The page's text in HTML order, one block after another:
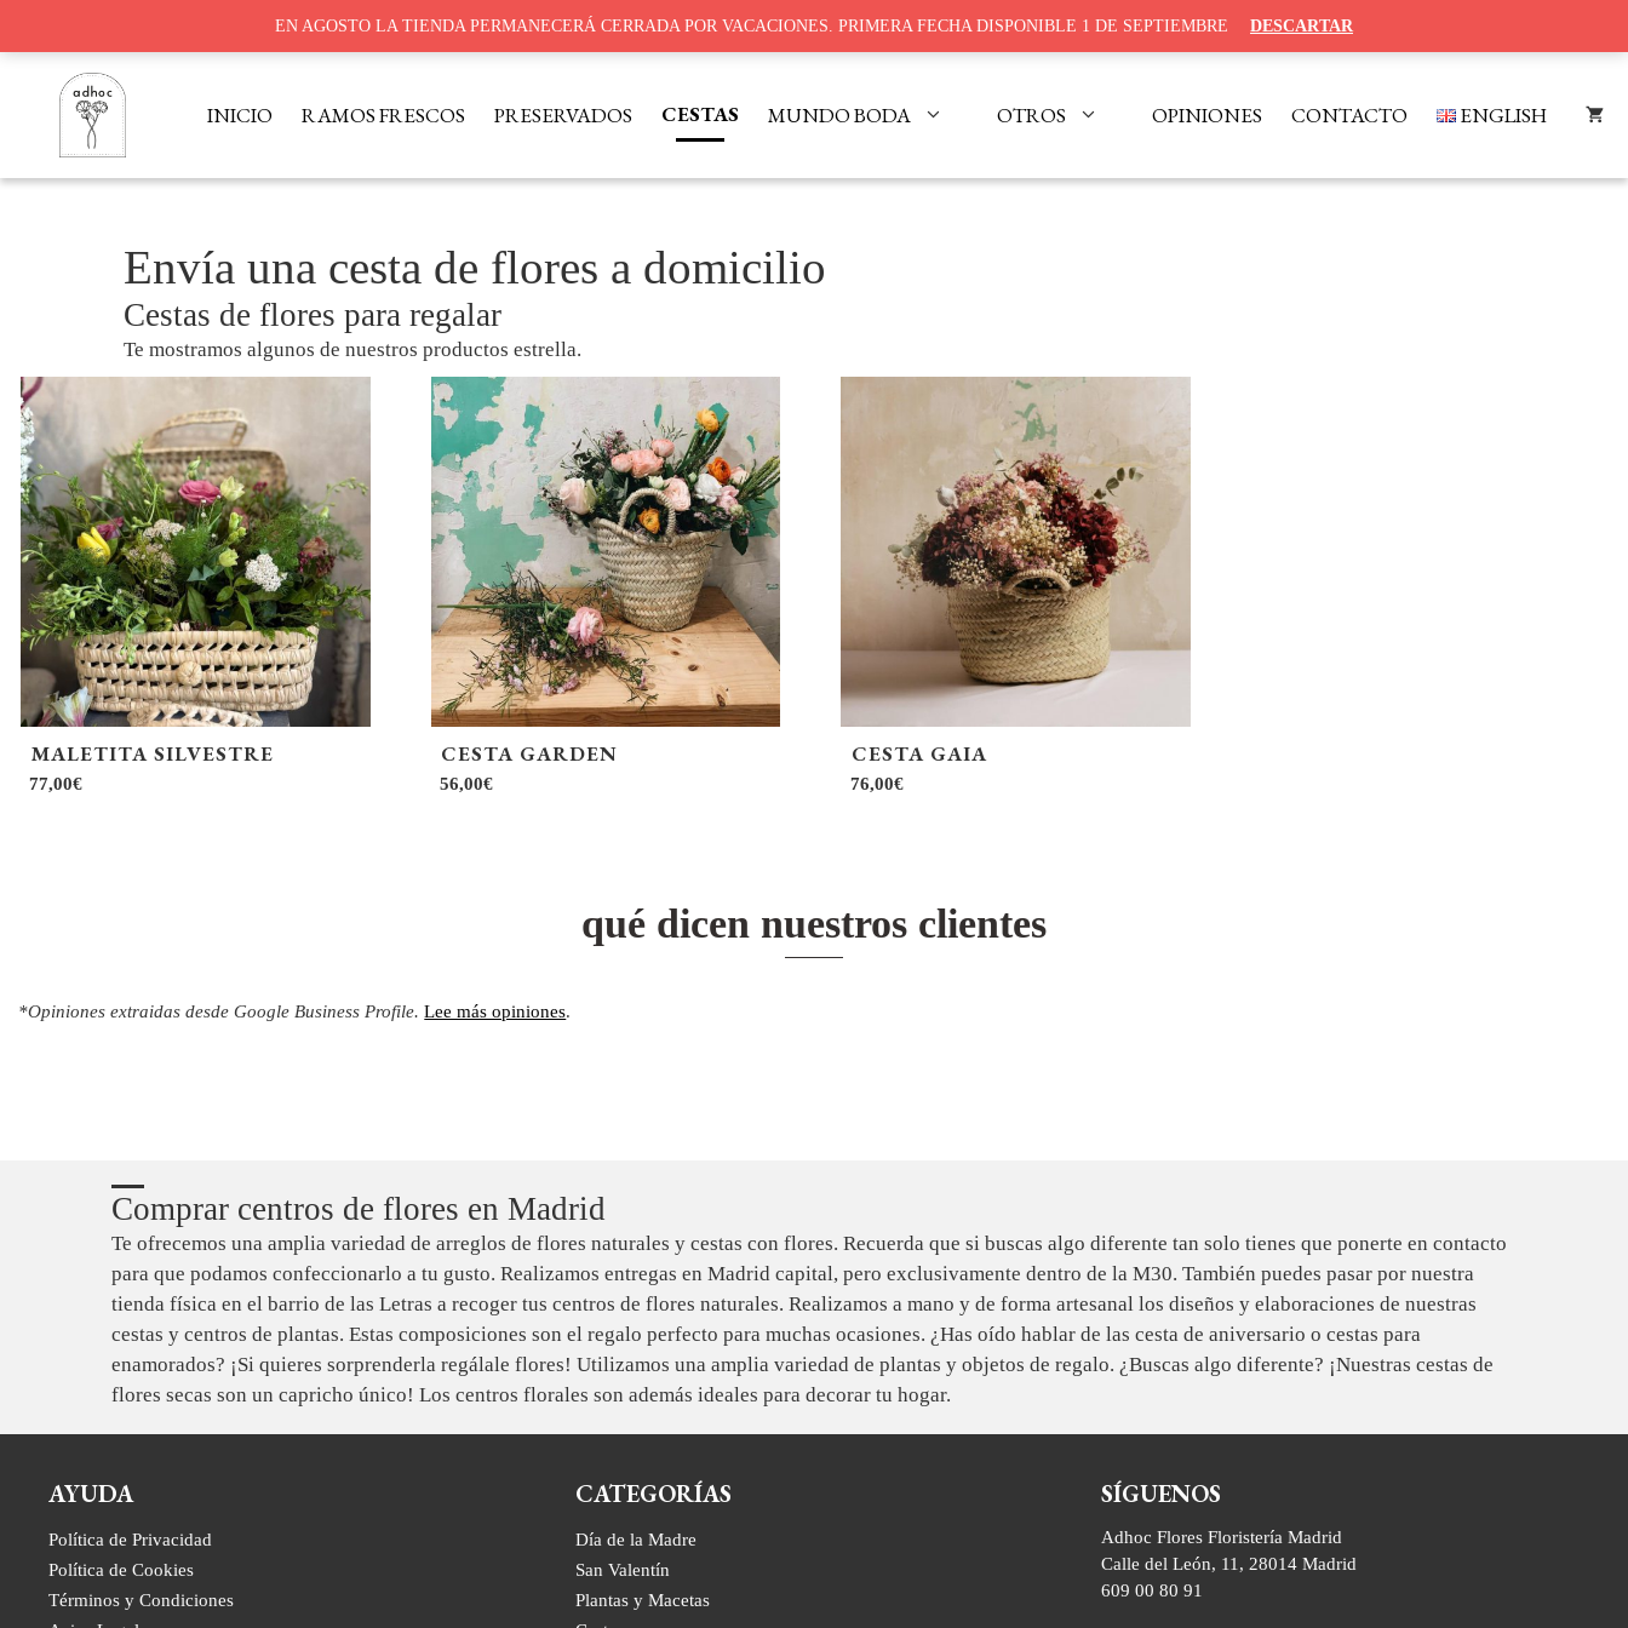
EN AGOSTO LA TIENDA PERMANECERÁ CERRADA POR VACACIONES. PRIMERA FECHA DISPONIBLE 1 DE SEPTIEMBRE DESCARTAR
contenido
INICIO RAMOS FRESCOS PRESERVADOS CESTAS MUNDO BODA OTROS OPINIONES CONTACTO ENGLISH
Envía una cesta de flores a domicilio
Cestas de flores para regalar
Te mostramos algunos de nuestros productos estrella.
MALETITA SILVESTRE
77,00€
CESTA GARDEN
56,00€
CESTA GAIA
76,00€
qué dicen nuestros clientes
*Opiniones extraidas desde Google Business Profile.Lee más opiniones.
Comprar centros de flores en Madrid
Te ofrecemos una amplia variedad de arreglos de flores naturales y cestas con flores. Recuerda que si buscas algo diferente tan solo tienes que ponerte en contacto
para que podamos confeccionarlo a tu gusto. Realizamos entregas en Madrid capital, pero exclusivamente dentro de la M30. También puedes pasar por nuestra
tienda física en el barrio de las Letras a recoger tus centros de flores naturales. Realizamos a mano y de forma artesanal los diseños y elaboraciones de nuestras
cestas y centros de plantas. Estas composiciones son el regalo perfecto para muchas ocasiones. ¿Has oído hablar de las cesta de aniversario o cestas para
enamorados? ¡Si quieres sorprenderla regálale flores! Utilizamos una amplia variedad de plantas y objetos de regalo. ¿Buscas algo diferente? ¡Nuestras cestas de
flores secas son un capricho único! Los centros florales son además ideales para decorar tu hogar.
AYUDA
Política de Privacidad
Política de Cookies
Términos y Condiciones
CATEGORÍAS
Día de la Madre
San Valentín
Plantas y Macetas
SÍGUENOS
Adhoc Flores Floristería Madrid
Calle del León, 11, 28014 Madrid
609 00 80 91